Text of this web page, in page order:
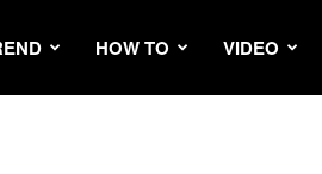
HOW TO VIDEO